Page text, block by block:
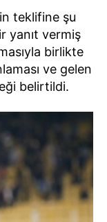
teklifine şu
yanıt vermiş
birlikte
ve gelen
belirtildi.